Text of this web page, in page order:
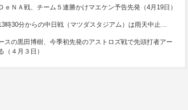
ｅＮＡ戦、チーム５連勝かけマエケン予告先発（4月19日）
時30分からの中日戦（マツダスタジアム）は雨天中止…
スの黒田博樹、今季初先発のアストロズ戦で先頭打者アー
（４月３日）